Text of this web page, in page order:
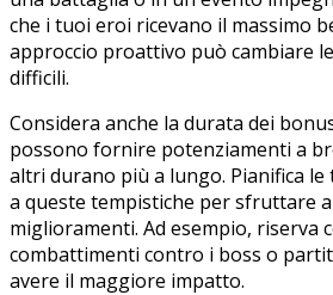
che i tuoi eroi ricevano il massimo
approccio proattivo può cambiare
difficili.
Considera anche la durata dei
possono fornire potenziamenti a
altri durano più a lungo. Pianifica
a queste tempistiche per sfruttare
miglioramenti. Ad esempio, riserva
combattimenti contro i boss o
avere il maggiore impatto.